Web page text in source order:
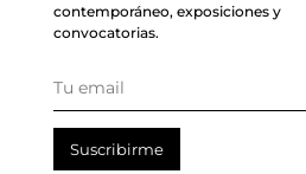
contemporáneo, exposiciones y
convocatorias.
Suscribirme